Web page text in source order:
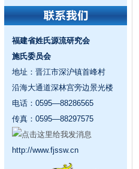
福建省姓氏源流研究会
施氏委员会
地址：晋江市深沪镇首峰村
沿海大通道深林宫旁边景光楼
电话：0595—88286565
传真：0595—88297575
http://www.fjssw.cn